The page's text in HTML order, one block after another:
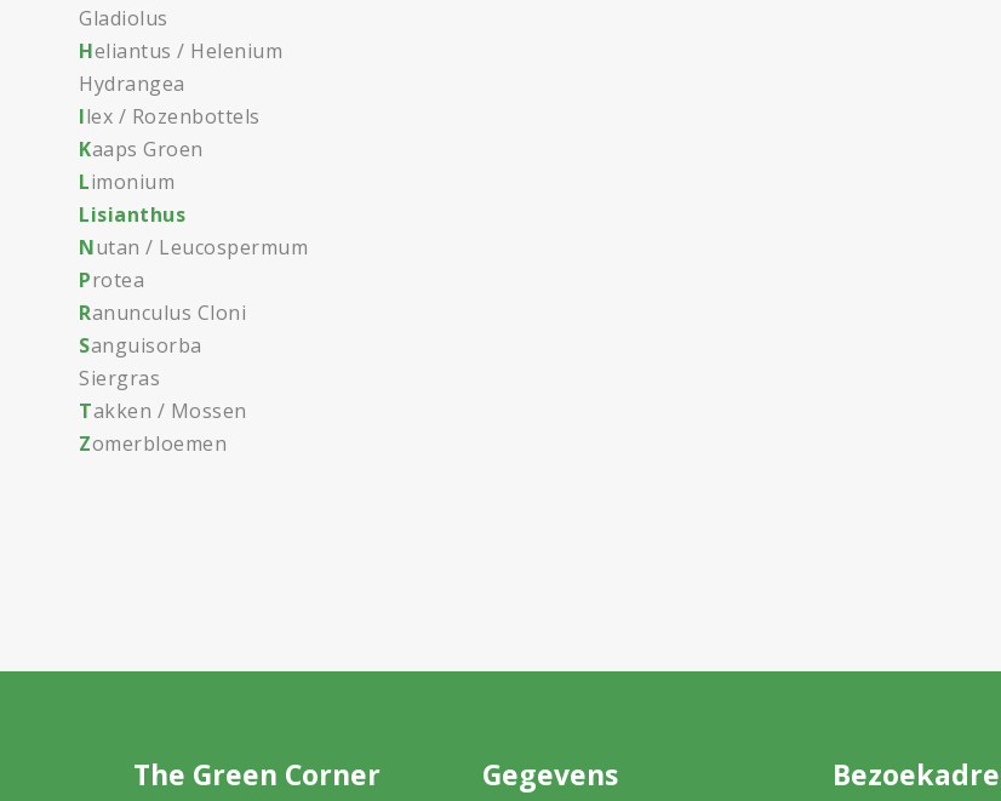
Gladiolus
Heliantus / Helenium
Hydrangea
Ilex / Rozenbottels
Kaaps Groen
Limonium
Lisianthus
Nutan / Leucospermum
Protea
Ranunculus Cloni
Sanguisorba
Siergras
Takken / Mossen
Zomerbloemen
The Green Corner Gegevens